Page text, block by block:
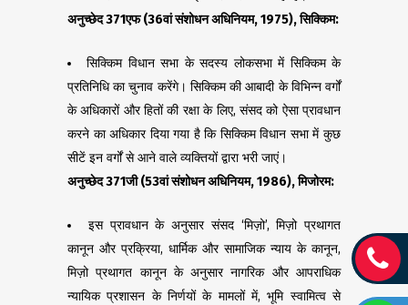
अनुच्छेद371एफ (36वां संशोधन अधिनियम, 1975),सिक्किम:
सिक्किम विधान सभा के सदस्य लोकसभा में सिक्किम के
प्रतिनिधि का चुनाव करेंगे। सिक्किम की आबादी के विभिन्न वर्गों
के अधिकारों और हितों की रक्षा के लिए, संसद को ऐसा प्रावधान
करने का अधिकार दिया गया है कि सिक्किम विधान सभा में कुछ
सीटें इन वर्गों से आने वाले व्यक्तियों द्वारा भरी जाएं।
अनुच्छेद371जी (53वां संशोधन अधिनियम, 1986),मिजोरम:
इस प्रावधान के अनुसार संसद ‘मिज़ो’, मिज़ो प्रथागत
कानून और प्रक्रिया, धार्मिक और सामाजिक न्याय के कानून,
मिज़ो प्रथागत कानून के अनुसार नागरिक और आपराधिक
न्यायिक प्रशासन के निर्णयों के मामलों में, भूमि स्वामित्व से